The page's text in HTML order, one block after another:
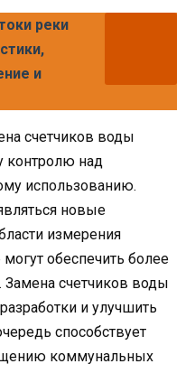
реки
и
счетчиков воды
контролю над
использованию.
новые
измерения
обеспечить более
счетчиков воды
и улучшить
способствует
коммунальных